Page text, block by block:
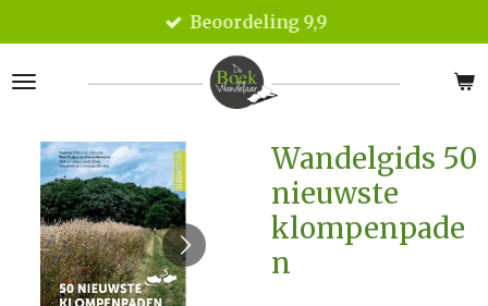
direct
naar
Beoordeling 9,9
Wandelgids 50
nieuwste
klompenpade
n